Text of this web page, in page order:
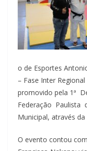
o de Esportes
– Fase Inter
promovido pela 1ª
Federação Paulista
Municipal, através
O evento contou